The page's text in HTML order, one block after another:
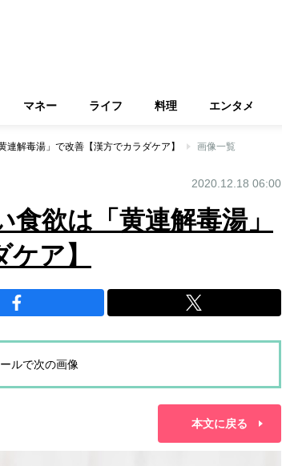
マネー ライフ 料理 エンタメ
連解毒湯」で改善【漢方でカラダケア】 画像一覧
2020.12.18 06:00
欲は「黄連解毒湯」
ア】
ルで次の画像
本文に戻る